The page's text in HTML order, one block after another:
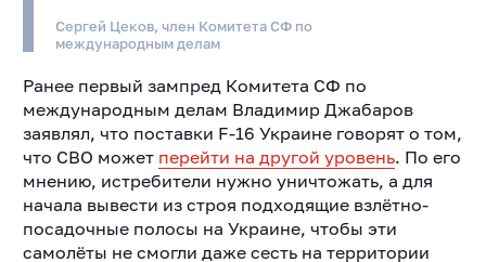
Сергей Цеков, член Комитета СФ по
международным делам
Ранее первый зампред Комитета СФ по
международным делам Владимир Джабаров
заявлял, что поставки F-16 Украине говорят о том,
что СВО может перейти на другой уровень. По его
мнению, истребители нужно уничтожать, а для
начала вывести из строя подходящие взлётно-
посадочные полосы на Украине, чтобы эти
самолёты не смогли даже сесть на территории